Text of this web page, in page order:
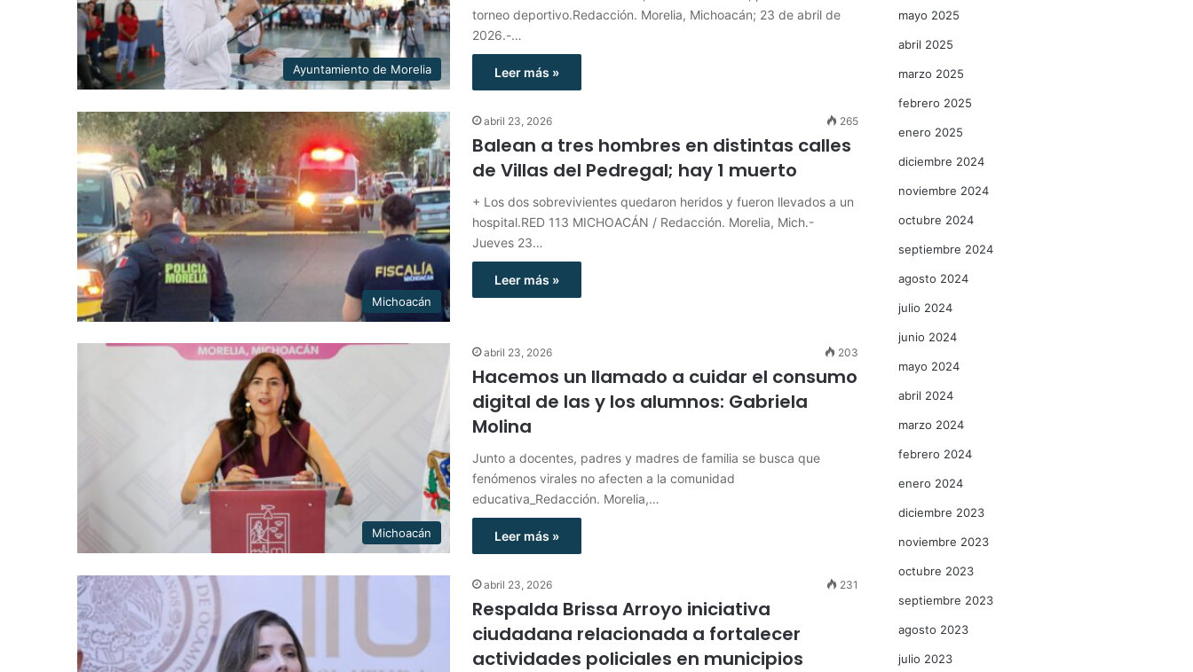
Ayuntamiento de Morelia
torneo deportivo.Redacción. Morelia, Michoacán; 23 de abril de
2026.-…
Leer más »
Michoacán
abril 23, 2026 265
Balean a tres hombres en distintas calles
de Villas del Pedregal; hay 1 muerto
+ Los dos sobrevivientes quedaron heridos y fueron llevados a un
hospital.RED 113 MICHOACÁN / Redacción. Morelia, Mich.-
Jueves 23…
Leer más »
Michoacán
abril 23, 2026 203
Hacemos un llamado a cuidar el consumo
digital de las y los alumnos: Gabriela
Molina
Junto a docentes, padres y madres de familia se busca que
fenómenos virales no afecten a la comunidad
educativa_Redacción. Morelia,…
Leer más »
abril 23, 2026 231
Respalda Brissa Arroyo iniciativa
ciudadana relacionada a fortalecer
actividades policiales en municipios
mayo 2025
abril 2025
marzo 2025
febrero 2025
enero 2025
diciembre 2024
noviembre 2024
octubre 2024
septiembre 2024
agosto 2024
julio 2024
junio 2024
mayo 2024
abril 2024
marzo 2024
febrero 2024
enero 2024
diciembre 2023
noviembre 2023
octubre 2023
septiembre 2023
agosto 2023
julio 2023